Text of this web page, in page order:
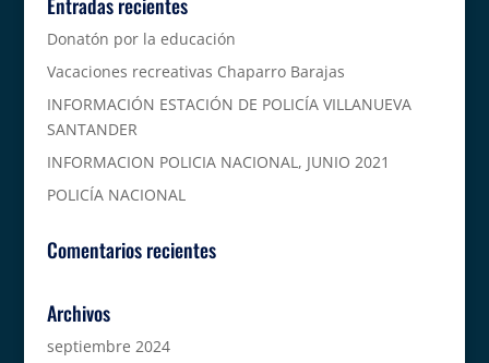
Donatón por la educación
Vacaciones recreativas Chaparro Barajas
INFORMACIÓN ESTACIÓN DE POLICÍA VILLANUEVA
SANTANDER
INFORMACION POLICIA NACIONAL, JUNIO 2021
POLICÍA NACIONAL
Comentarios recientes
Archivos
septiembre 2024